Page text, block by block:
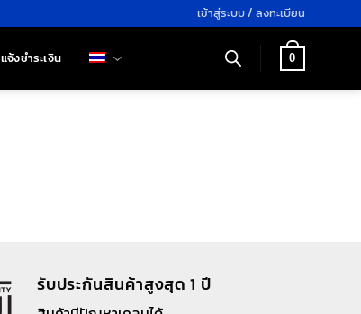
เข้าสู่ระบบ / ลงทะเบียน
แจ้งชำระเงิน 0
รับประกันสินค้าสูงสุด 1 ปี